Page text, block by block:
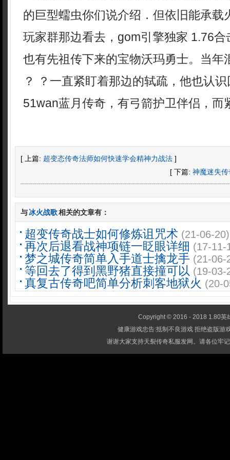
的巨型蠕虫你们说介绍．但依旧能承载
玩家群那边看去，gom引擎独家 1.76
也有先祖传下来的宝物沃玛勇士。当年
？ ？一直紧盯着那边的轼疏，他也认
51wan蓝月传奇，有弓箭护卫伴侣，而
[ 上篇: 超变态传奇法师如何快速学会精神力战法 ]
[ 下篇: 神魔迷失
与冰火战歌相关的文章有：
超变传奇战士如何修炼诅咒术 (21-06-20)
再次后退看战神项链一眨眼详细 (17-11-
梦之城传奇简单入手道士擒龙手 (21-06-
等回去了得到黑野猪直接撞可以 (19-03-
真复古传奇吧简单分析刺客地狱火 (20-
Copyright © 2016 - 2018 1.80英
健康游戏忠告:抵制不良游戏 拒绝盗版游
谢谢大家支持天裂传奇私服发网。请各位牢